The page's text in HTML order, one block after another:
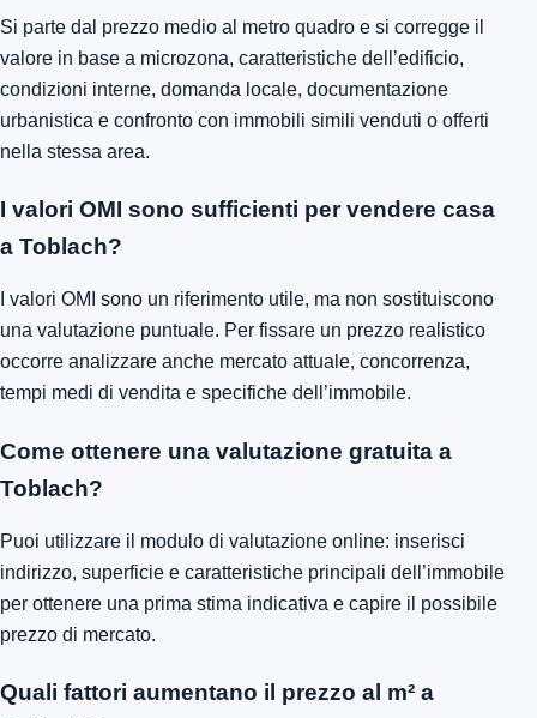
Si parte dal prezzo medio al metro quadro e si corregge il
valore in base a microzona, caratteristiche dell’edificio,
condizioni interne, domanda locale, documentazione
urbanistica e confronto con immobili simili venduti o offerti
nella stessa area.
I valori OMI sono sufficienti per vendere casa
a Toblach?
I valori OMI sono un riferimento utile, ma non sostituiscono
una valutazione puntuale. Per fissare un prezzo realistico
occorre analizzare anche mercato attuale, concorrenza,
tempi medi di vendita e specifiche dell’immobile.
Come ottenere una valutazione gratuita a
Toblach?
Puoi utilizzare il modulo di valutazione online: inserisci
indirizzo, superficie e caratteristiche principali dell’immobile
per ottenere una prima stima indicativa e capire il possibile
prezzo di mercato.
Quali fattori aumentano il prezzo al m² a